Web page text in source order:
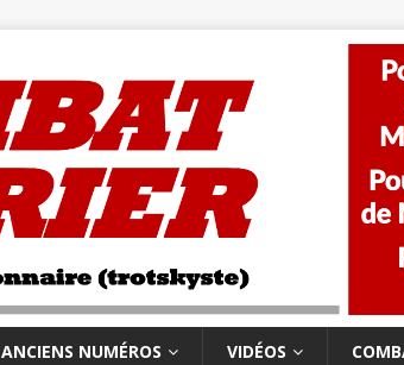
ANCIENS NUMÉROS VIDÉOS